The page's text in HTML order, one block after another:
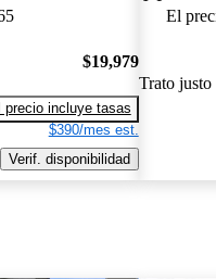
$19,979
precio incluye tasas
$390/mes est.
Verif. disponibilidad
El
Trato justo